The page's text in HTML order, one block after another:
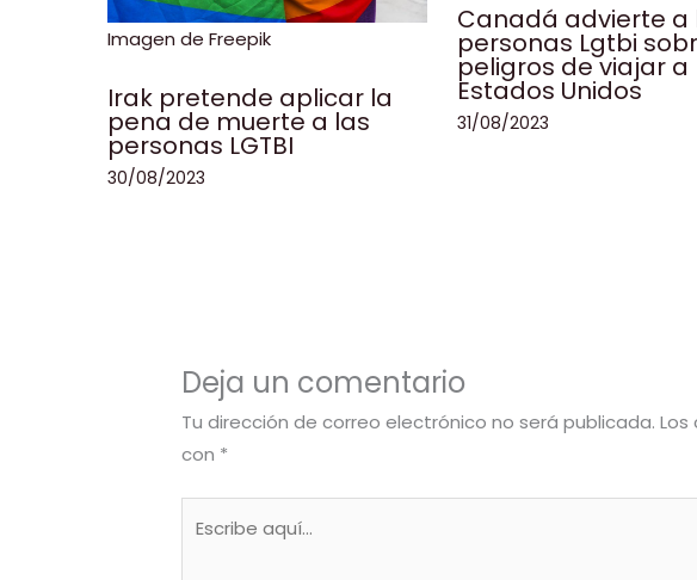
Imagen de Freepik
Irak pretende aplicar la
pena de muerte a las
personas LGTBI
30/08/2023
Canadá advierte a
personas Lgtbi
peligros de viajar a
Estados Unidos
31/08/2023
Deja un comentario
Tu dirección de correo electrónico no será publicada.
con *